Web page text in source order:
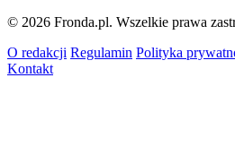
© 2026 Fronda.pl. Wszelkie prawa
O redakcji Regulamin Polityka
Kontakt